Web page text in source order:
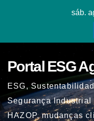
sáb.
Portal ESG
ESG,
Segurança
HAZOP, mudanças